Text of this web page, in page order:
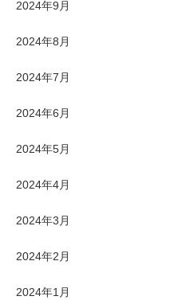
2024年9月
2024年8月
2024年7月
2024年6月
2024年5月
2024年4月
2024年3月
2024年2月
2024年1月